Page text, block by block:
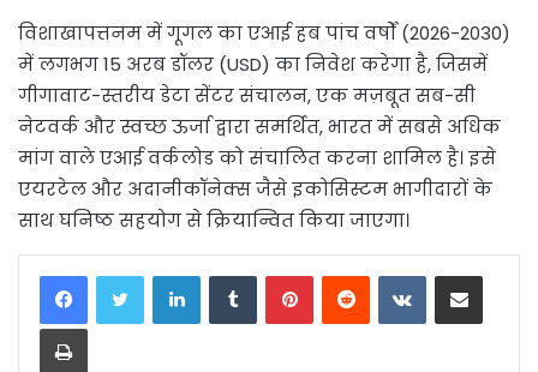
विशाखापत्तनम में गूगल का एआई हब पांच वर्षों (2026-2030)
में लगभग 15 अरब डॉलर (USD) का निवेश करेगा है, जिसमें
गीगावाट-स्तरीय डेटा सेंटर संचालन, एक मज़बूत सब-सी
नेटवर्क और स्वच्छ ऊर्जा द्वारा समर्थित, भारत में सबसे अधिक
मांग वाले एआई वर्कलोड को संचालित करना शामिल है। इसे
एयरटेल और अदानीकॉनेक्स जैसे इकोसिस्टम भागीदारों के
साथ घनिष्ठ सहयोग से क्रियान्वित किया जाएगा।
LinkedInTumblrPinterestReddit VKontakteShare via Email
Print